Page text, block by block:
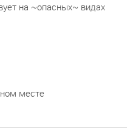
на ~опасных~ видах
месте